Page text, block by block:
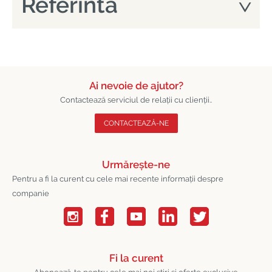
Ai nevoie de ajutor?
Contactează serviciul de relații cu clienții..
CONTACTEAZĂ-NE
Urmărește-ne
Pentru a fi la curent cu cele mai recente informații despre
companie
Fi la curent